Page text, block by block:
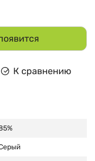
К сравнению